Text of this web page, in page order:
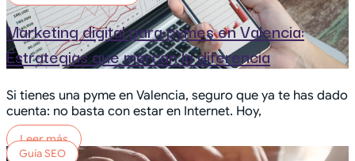
Marketing digital para pymes en Valencia:
Estrategias que marcan la diferencia
Si tienes una pyme en Valencia, seguro que ya te has dado
cuenta: no basta con estar en Internet. Hoy,
Leer más
Guía SEO